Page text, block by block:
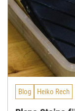
Blog Heiko Rech